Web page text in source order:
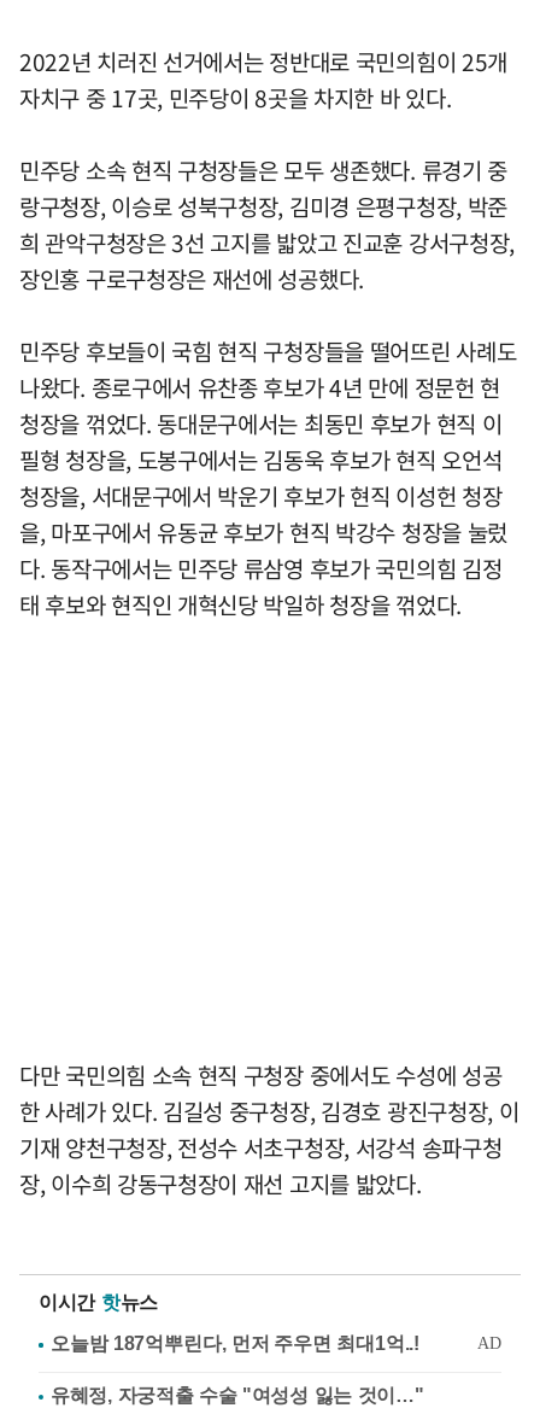
2022년 치러진 선거에서는 정반대로 국민의힘이 25개
자치구 중 17곳, 민주당이 8곳을 차지한 바 있다.
민주당 소속 현직 구청장들은 모두 생존했다. 류경기 중
랑구청장, 이승로 성북구청장, 김미경 은평구청장, 박준
희 관악구청장은 3선 고지를 밟았고 진교훈 강서구청장,
장인홍 구로구청장은 재선에 성공했다.
민주당 후보들이 국힘 현직 구청장들을 떨어뜨린 사례도
나왔다. 종로구에서 유찬종 후보가 4년 만에 정문헌 현
청장을 꺾었다. 동대문구에서는 최동민 후보가 현직 이
필형 청장을, 도봉구에서는 김동욱 후보가 현직 오언석
청장을, 서대문구에서 박운기 후보가 현직 이성헌 청장
을, 마포구에서 유동균 후보가 현직 박강수 청장을 눌렀
다. 동작구에서는 민주당 류삼영 후보가 국민의힘 김정
태 후보와 현직인 개혁신당 박일하 청장을 꺾었다.
다만 국민의힘 소속 현직 구청장 중에서도 수성에 성공
한 사례가 있다. 김길성 중구청장, 김경호 광진구청장, 이
기재 양천구청장, 전성수 서초구청장, 서강석 송파구청
장, 이수희 강동구청장이 재선 고지를 밟았다.
이시간 핫뉴스
유혜정, 자궁적출 수술 "여성성 잃는 것이…"